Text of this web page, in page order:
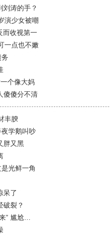
刘涛的手？
演少女被嘲
而收视第一
一点也不嫩
个像大妈
傻傻分不清
丰腴
学鹅叫吵
胖又黑
光鲜一角
呆了
破裂？
” 尴尬…